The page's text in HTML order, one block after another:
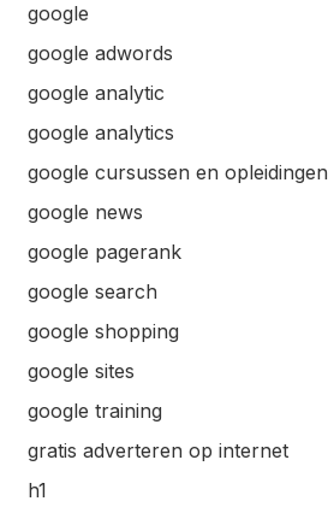
google
google adwords
google analytic
google analytics
google cursussen en opleidingen
google news
google pagerank
google search
google shopping
google sites
google training
gratis adverteren op internet
h1